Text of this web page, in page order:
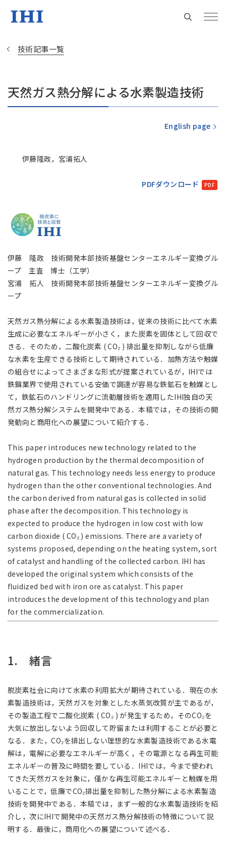
Change
アジア大洋州 (English)
その他
海外事務所
海外現地法人/合弁会社
技術記事一覧
天然ガス熱分解による水素製造技術
English page
伊藤隆政，宮浦拓人
PDFダウンロード
伊藤 隆政 技術開発本部技術基盤センターエネルギー変換グル
ープ 主査 博士（工学）
宮浦 拓人 技術開発本部技術基盤センターエネルギー変換グル
ープ
天然ガス熱分解による水素製造技術は，従来の技術に比べて水素
生成に必要なエネルギーが小さく，また炭素を固体として回収で
きる．そのため，二酸化炭素 ( CO₂ ) 排出量を抑制しながら低廉
な水素を生産できる技術として期待されている．加熱方法や触媒
の組合せによってさまざまな形式が提案されているが，IHIでは
鉄鋼業界で使用されている安価で調達が容易な鉄鉱石を触媒とし
て，鉄鉱石のハンドリングに流動層技術を適用したIHI独自の天
然ガス熱分解システムを開発中である．本稿では，その技術の開
発動向と商用化への展望について紹介する．
This paper introduces new technology related to the
hydrogen production by the thermal decomposition of
natural gas. This technology needs less energy to produce
hydrogen than the other conventional technologies. And
the carbon derived from natural gas is collected in solid
phase after the decomposition. This technology is
expected to produce the hydrogen in low cost with low
carbon dioxide ( CO₂ ) emissions. There are a variety of
systems proposed, depending on the heating system, sort
of catalyst and handling of the collected carbon. IHI has
developed the original system which consists of the
fluidized bed with iron ore as catalyst. This paper
introduces the development of this technology and plan
for the commercialization.
1. 緒言
脱炭素社会に向けて水素の利用拡大が期待されている．現在の水
素製造技術は，天然ガスを対象とした水蒸気改質が主であるが，
その製造工程で二酸化炭素 ( CO₂ ) が発生するため，そのCO₂を
大気に放出しないよう回収して貯留または利用することが必要と
なる．また，CO₂を排出しない理想的な水素製造技術である水電
解は，電解に必要なエネルギーが高く，その電源となる再生可能
エネルギーの普及に時間を要している．IHIでは，今まで使われ
てきた天然ガスを対象に，僅かな再生可能エネルギーと触媒を用
いることで，低廉でCO₂排出量を抑制した熱分解による水素製造
技術を開発中である．本稿では，まず一般的な水素製造技術を紹
介し，次にIHIで開発中の天然ガス熱分解技術の特徴について説
明する．最後に，商用化への展望について述べる．